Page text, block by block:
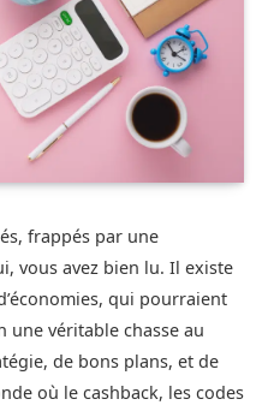
frappés par une
vous avez bien lu. Il existe
qui pourraient
véritable chasse au
de bons plans, et de
où le cashback, les codes